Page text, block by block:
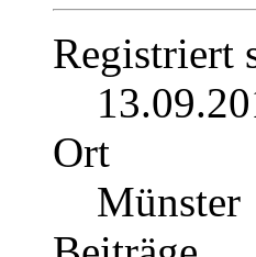
Registriert
Ort
Münster